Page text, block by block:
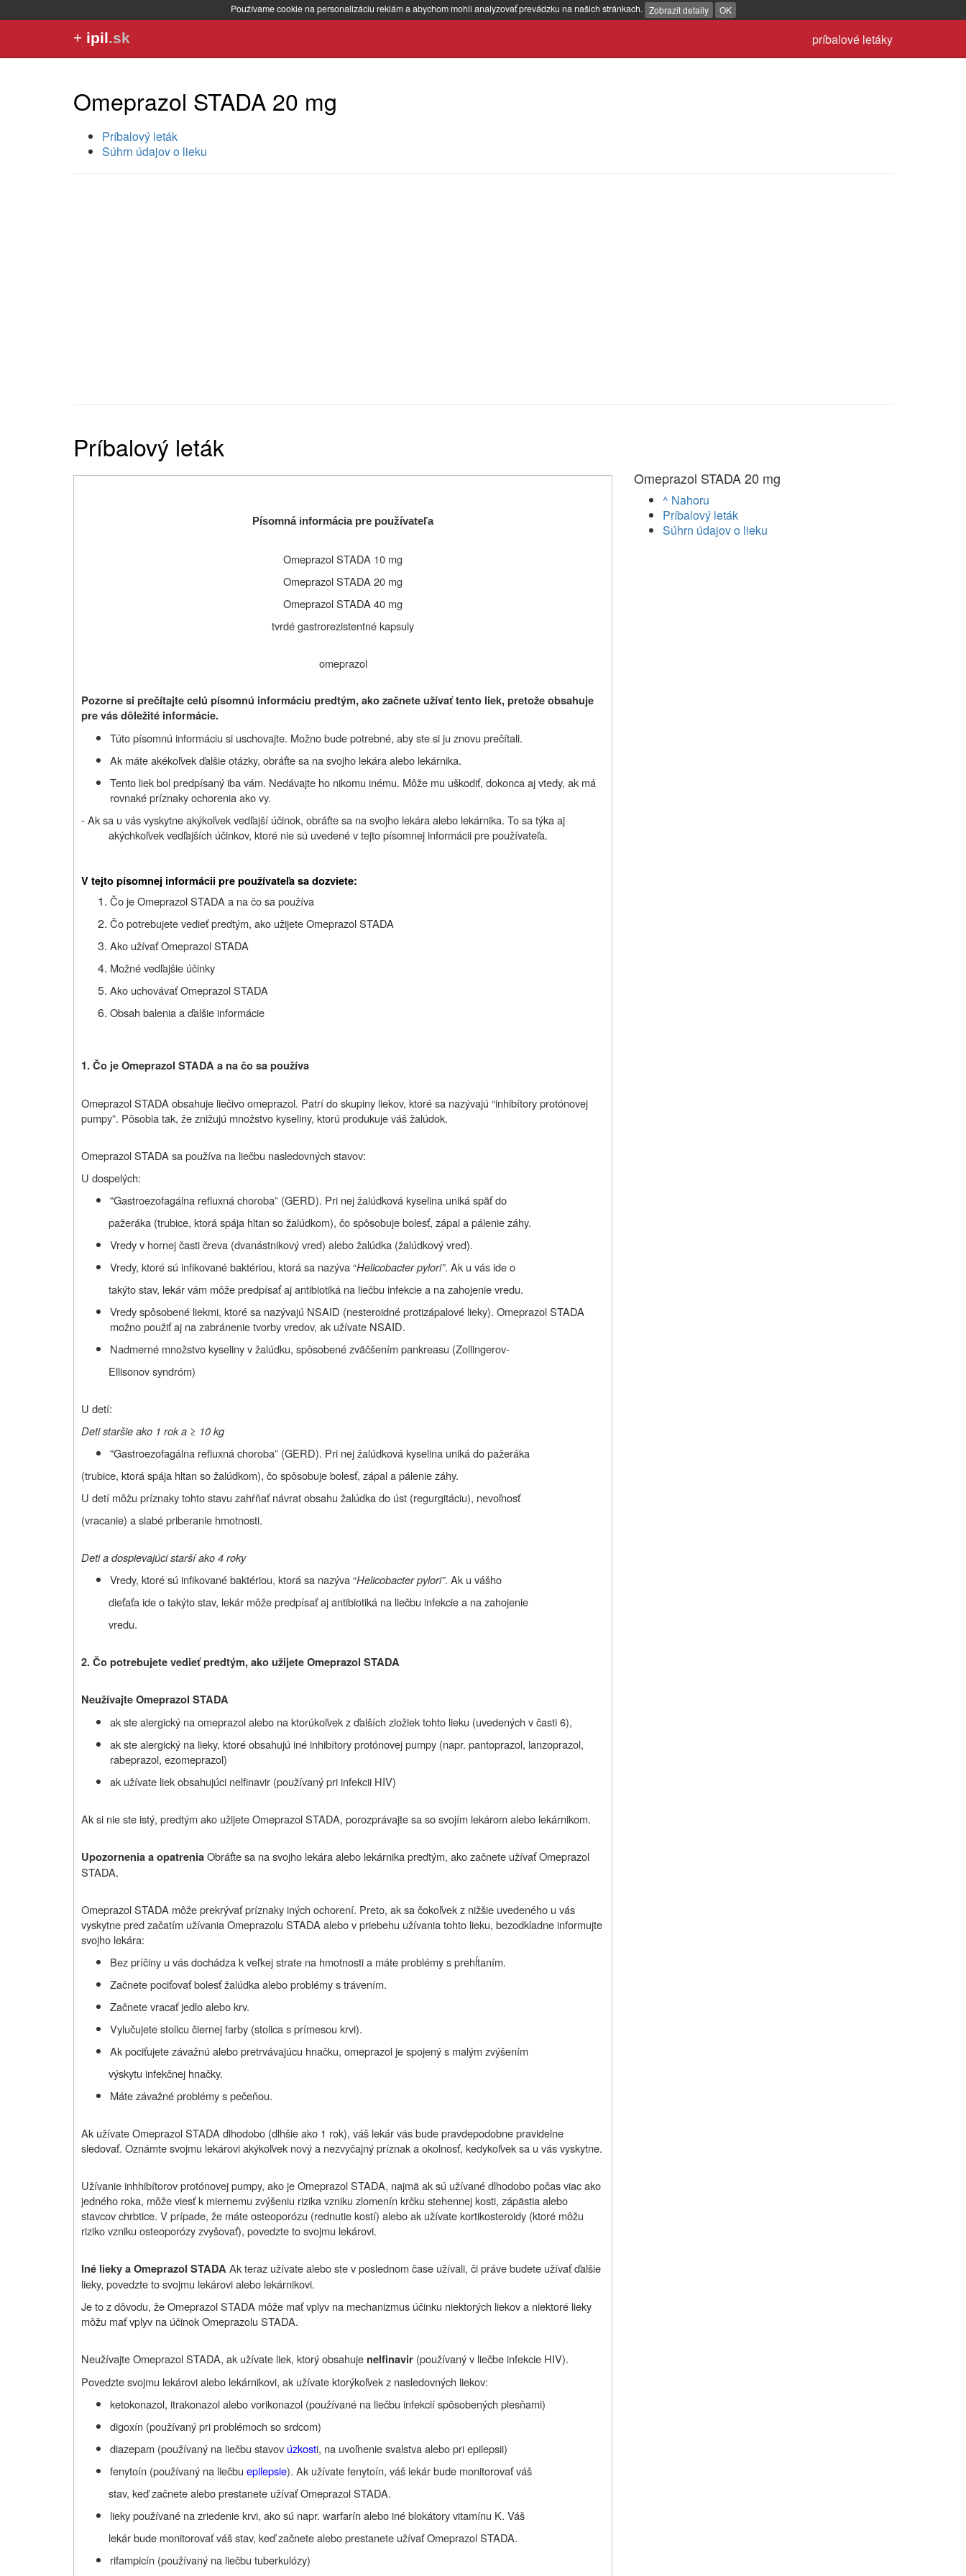
Používame cookie na personalizáciu reklám a abychom mohli analyzovať prevádzku na našich stránkach. Zobrazit detaily OK
príbalové letáky
+ ipil.sk
Omeprazol STADA 20 mg
Príbalový leták
Súhrn údajov o lieku
Príbalový leták
Písomná informácia pre používateľa
Omeprazol STADA 10 mg
Omeprazol STADA 20 mg
Omeprazol STADA 40 mg
tvrdé gastrorezistentné kapsuly
omeprazol
Pozorne si prečítajte celú písomnú informáciu predtým, ako začnete užívať tento liek, pretože obsahuje
pre vás dôležité informácie.
Túto písomnú informáciu si uschovajte. Možno bude potrebné, aby ste si ju znovu prečítali.
Ak máte akékoľvek ďalšie otázky, obráťte sa na svojho lekára alebo lekárnika.
Tento liek bol predpísaný iba vám. Nedávajte ho nikomu inému. Môže mu uškodiť, dokonca aj vtedy, ak má
rovnaké príznaky ochorenia ako vy.
- Ak sa u vás vyskytne akýkoľvek vedľajší účinok, obráťte sa na svojho lekára alebo lekárnika. To sa týka aj
akýchkoľvek vedľajších účinkov, ktoré nie sú uvedené v tejto písomnej informácii pre používateľa.
V tejto písomnej informácii pre používateľa sa dozviete:
Čo je Omeprazol STADA a na čo sa používa
Čo potrebujete vedieť predtým, ako užijete Omeprazol STADA
Ako užívať Omeprazol STADA
Možné vedľajšie účinky
Ako uchovávať Omeprazol STADA
Obsah balenia a ďalšie informácie
1. Čo je Omeprazol STADA a na čo sa používa
Omeprazol STADA obsahuje liečivo omeprazol. Patrí do skupiny liekov, ktoré sa nazývajú “inhibítory protónovej
pumpy”. Pôsobia tak, že znižujú množstvo kyseliny, ktorú produkuje váš žalúdok.
Omeprazol STADA sa používa na liečbu nasledovných stavov:
U dospelých:
“Gastroezofagálna refluxná choroba” (GERD). Pri nej žalúdková kyselina uniká späť do
pažeráka (trubice, ktorá spája hltan so žalúdkom), čo spôsobuje bolesť, zápal a pálenie záhy.
Vredy v hornej časti čreva (dvanástnikový vred) alebo žalúdka (žalúdkový vred).
Vredy, ktoré sú infikované baktériou, ktorá sa nazýva “Helicobacter pylori”. Ak u vás ide o
takýto stav, lekár vám môže predpísať aj antibiotiká na liečbu infekcie a na zahojenie vredu.
Vredy spôsobené liekmi, ktoré sa nazývajú NSAID (nesteroidné protizápalové lieky). Omeprazol STADA
možno použiť aj na zabránenie tvorby vredov, ak užívate NSAID.
Nadmerné množstvo kyseliny v žalúdku, spôsobené zväčšením pankreasu (Zollingerov-
Ellisonov syndróm)
U detí:
Deti staršie ako 1 rok a ≥ 10 kg
“Gastroezofagálna refluxná choroba” (GERD). Pri nej žalúdková kyselina uniká do pažeráka
(trubice, ktorá spája hltan so žalúdkom), čo spôsobuje bolesť, zápal a pálenie záhy.
U detí môžu príznaky tohto stavu zahŕňať návrat obsahu žalúdka do úst (regurgitáciu), nevoľnosť
(vracanie) a slabé priberanie hmotnosti.
Deti a dospievajúci starší ako 4 roky
Vredy, ktoré sú infikované baktériou, ktorá sa nazýva “Helicobacter pylori”. Ak u vášho
dieťaťa ide o takýto stav, lekár môže predpísať aj antibiotiká na liečbu infekcie a na zahojenie
vredu.
2. Čo potrebujete vedieť predtým, ako užijete Omeprazol STADA
Neužívajte Omeprazol STADA
ak ste alergický na omeprazol alebo na ktorúkoľvek z ďalších zložiek tohto lieku (uvedených v časti 6),
ak ste alergický na lieky, ktoré obsahujú iné inhibítory protónovej pumpy (napr. pantoprazol, lanzoprazol,
rabeprazol, ezomeprazol)
ak užívate liek obsahujúci nelfinavir (používaný pri infekcii HIV)
Ak si nie ste istý, predtým ako užijete Omeprazol STADA, porozprávajte sa so svojím lekárom alebo lekárnikom.
Upozornenia a opatreniaObráťte sa na svojho lekára alebo lekárnika predtým, ako začnete užívať Omeprazol
STADA.
Omeprazol STADA môže prekrývať príznaky iných ochorení. Preto, ak sa čokoľvek z nižšie uvedeného u vás
vyskytne pred začatím užívania Omeprazolu STADA alebo v priebehu užívania tohto lieku, bezodkladne informujte
svojho lekára:
Bez príčiny u vás dochádza k veľkej strate na hmotnosti a máte problémy s prehĺtaním.
Začnete pociťovať bolesť žalúdka alebo problémy s trávením.
Začnete vracať jedlo alebo krv.
Vylučujete stolicu čiernej farby (stolica s prímesou krvi).
Ak pociťujete závažnú alebo pretrvávajúcu hnačku, omeprazol je spojený s malým zvýšením
výskytu infekčnej hnačky.
Máte závažné problémy s pečeňou.
Ak užívate Omeprazol STADA dlhodobo (dlhšie ako 1 rok), váš lekár vás bude pravdepodobne pravidelne
sledovať. Oznámte svojmu lekárovi akýkoľvek nový a nezvyčajný príznak a okolnosť, kedykoľvek sa u vás vyskytne.
Užívanie inhhibítorov protónovej pumpy, ako je Omeprazol STADA, najmä ak sú užívané dlhodobo počas viac ako
jedného roka, môže viesť k miernemu zvýšeniu rizika vzniku zlomenín krčku stehennej kosti, zápästia alebo
stavcov chrbtice. V prípade, že máte osteoporózu (rednutie kostí) alebo ak užívate kortikosteroidy (ktoré môžu
riziko vzniku osteoporózy zvyšovať), povedzte to svojmu lekárovi.
Iné lieky a Omeprazol STADAAk teraz užívate alebo ste v poslednom čase užívali, či práve budete užívaťďalšie
lieky, povedzte tosvojmu lekárovi alebo lekárnikovi.
Je to z dôvodu, že Omeprazol STADA môže mať vplyv na mechanizmus účinku niektorých liekov a niektoré lieky
môžu mať vplyv na účinok Omeprazolu STADA.
Neužívajte Omeprazol STADA, ak užívate liek, ktorý obsahuje nelfinavir (používaný v liečbe infekcie HIV).
Povedzte svojmu lekárovi alebo lekárnikovi, ak užívate ktorýkoľvek z nasledovných liekov:
ketokonazol, itrakonazol alebo vorikonazol (používané na liečbu infekcií spôsobených plesňami)
digoxín (používaný pri problémoch so srdcom)
diazepam (používaný na liečbu stavov úzkosti, na uvoľnenie svalstva alebo pri epilepsii)
fenytoín (používaný na liečbu epilepsie). Ak užívate fenytoín, váš lekár bude monitorovať váš
stav, keď začnete alebo prestanete užívať Omeprazol STADA.
lieky používané na zriedenie krvi, ako sú napr. warfarín alebo iné blokátory vitamínu K. Váš
lekár bude monitorovať váš stav, keď začnete alebo prestanete užívať Omeprazol STADA.
rifampicín (používaný na liečbu tuberkulózy)
Omeprazol STADA 20 mg
^ Nahoru
Príbalový leták
Súhrn údajov o lieku